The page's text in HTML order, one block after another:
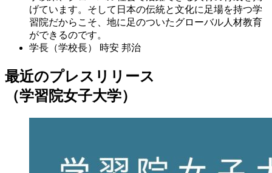
げています。そして日本の伝統と文化に足場を持つ学
習院だからこそ、地に足のついたグローバル人材教育
ができるのです。
学長（学校長）
時安 邦治
最近のプレスリリース
（学習院女子大学）